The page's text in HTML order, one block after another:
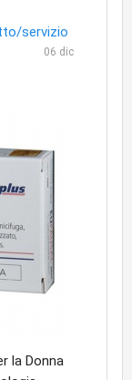
servizio
06 dic
la Donna